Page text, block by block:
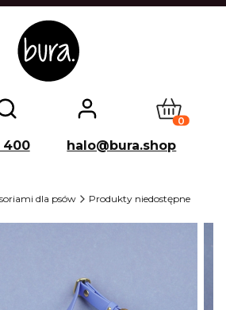
Otwórz wyszukiwarkę Produkty
400 halo@bura.shop
dla psów Produkty niedostępne